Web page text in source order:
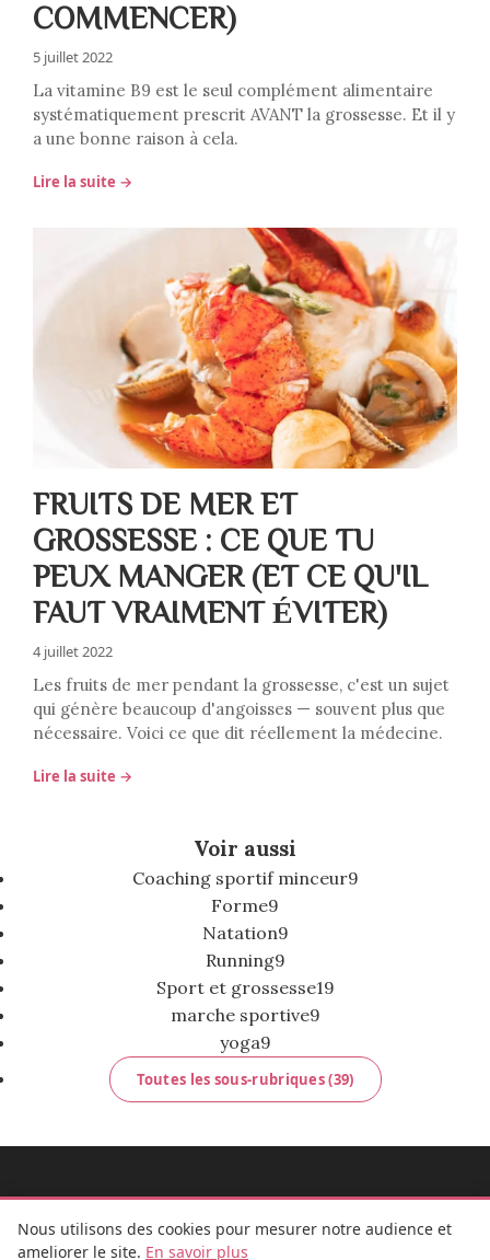
COMMENCER)
5 juillet 2022
La vitamine B9 est le seul complément alimentaire
systématiquement prescrit AVANT la grossesse. Et il y
a une bonne raison à cela.
Lire la suite →
FRUITS DE MER ET
GROSSESSE : CE QUE TU
PEUX MANGER (ET CE QU'IL
FAUT VRAIMENT ÉVITER)
4 juillet 2022
Les fruits de mer pendant la grossesse, c'est un sujet
qui génère beaucoup d'angoisses — souvent plus que
nécessaire. Voici ce que dit réellement la médecine.
Lire la suite →
Voir aussi
Coaching sportif minceur9
Forme9
Natation9
Running9
Sport et grossesse19
marche sportive9
yoga9
Toutes les sous-rubriques (39)
Nous utilisons des cookies pour mesurer notre audience et
ameliorer le site. En savoir plus